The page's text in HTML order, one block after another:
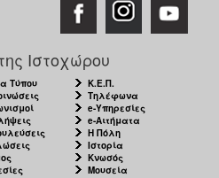
Ιστοχώρου
Τύπου
Κ.Ε.Π.
Τηλέφωνα
e-Υπηρεσίες
e-Αιτήματα
Η Πόλη
Ιστορία
Κνωσός
Μουσεία